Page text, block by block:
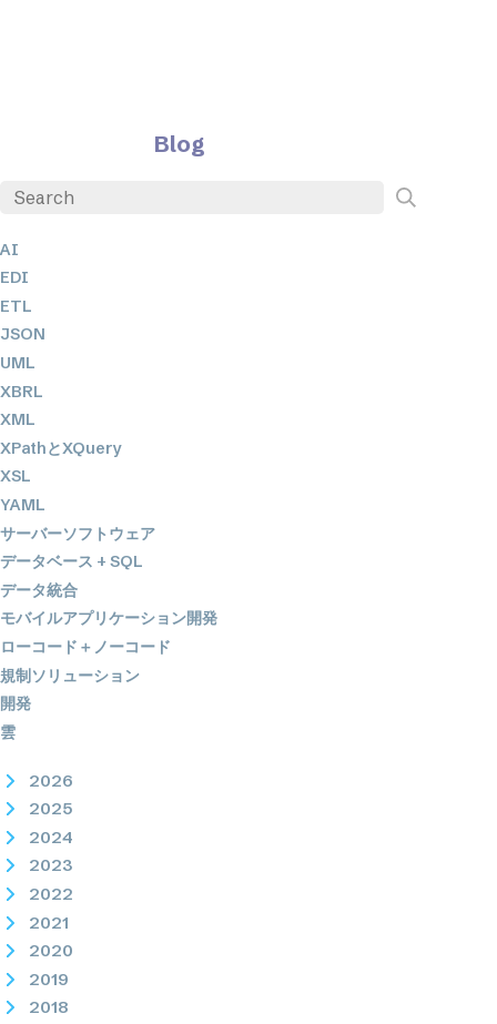
Blog
AI
EDI
ETL
JSON
UML
XBRL
XML
XPathとXQuery
XSL
YAML
サーバーソフトウェア
データベース + SQL
データ統合
モバイルアプリケーション開発
ローコード＋ノーコード
規制ソリューション
開発
雲
2026
2025
2024
2023
2022
2021
2020
2019
2018